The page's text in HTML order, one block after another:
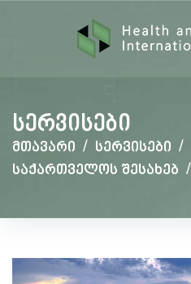
სერვისები
მთავარი / სერვისები /
საქართველოს შესახებ /